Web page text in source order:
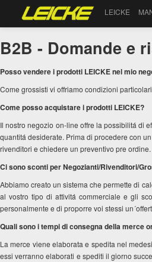
LEICKE
B2B - Domande e
Posso vendere i prodotti LEICKE nel mio
Come grossisti vi offriamo condizioni
Come posso acquistare i prodotti LEICKE?
Il nostro negozio on-line offre la possibilitá di
quantitá desiderate. Prima di procedere con
rivenditori e chiedere un preventivo pre ordine.
Ci sono sconti per Negozianti/Rivenditori/
Abbiamo creato un sistema che permette di
al vostro tipo di attivitá commerciale e gli
personalmente e di proporre voi stessi
Quali sono i tempi di consegna della merce
La merce viene elaborata e spedita nel
essi verranno elaborati e spediti il giorno